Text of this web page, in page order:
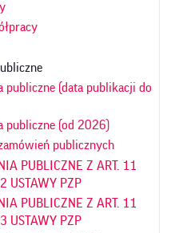
publiczne (data publikacji do
publiczne (od 2026)
publicznych
PUBLICZNE Z ART. 11
USTAWY PZP
PUBLICZNE Z ART. 11
USTAWY PZP